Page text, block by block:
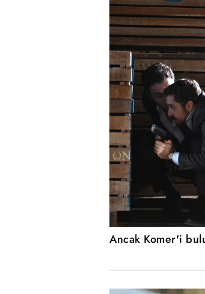
Ancak Komer'i